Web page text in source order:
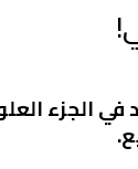
الجزء